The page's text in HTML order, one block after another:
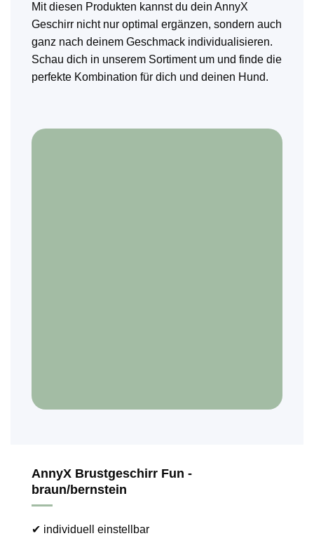
Mit diesen Produkten kannst du dein AnnyX
Geschirr nicht nur optimal ergänzen, sondern auch
ganz nach deinem Geschmack individualisieren.
Schau dich in unserem Sortiment um und finde die
perfekte Kombination für dich und deinen Hund.
AnnyX Brustgeschirr Fun -
braun/bernstein
✔ individuell einstellbar